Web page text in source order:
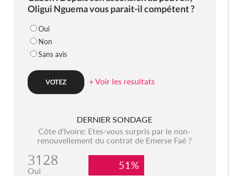
Oligui Nguema vous parait-il compétent ?
Oui
Non
Sans avis
+ Voir les resultats
DERNIER SONDAGE
Côte d'Ivoire: Etes-vous surpris par le non-
renouvellement du contrat de Emerse Faé ?
3128
Oui 51%